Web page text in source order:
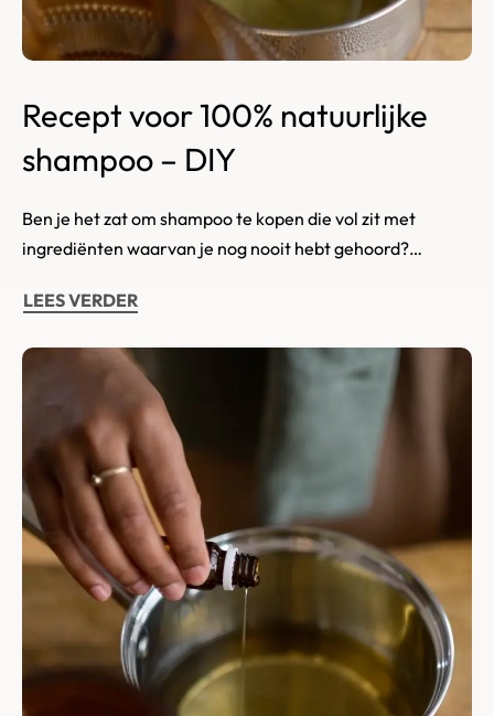
Recept voor 100% natuurlijke
shampoo – DIY
Ben je het zat om shampoo te kopen die vol zit met
ingrediënten waarvan je nog nooit hebt gehoord?…
LEES VERDER